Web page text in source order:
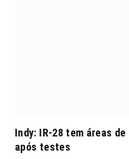
Indy: IR-28 tem áreas
após testes